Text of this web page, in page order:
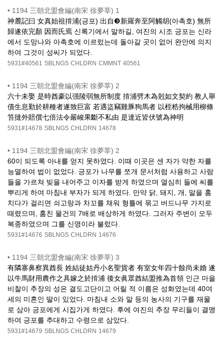
• 1194 三朝北盟會編(南宋 徐夢莘) 1
神麓記曰 女真始祖掯浦(긍포) 出自❸新羅奔至阿觸胡(아촉호) 無所
歸遂依完顏 因而氏焉 신록기에서 말하길, 여진의 시조 긍포는 신라
에서 도망나와 아촉호에 이르렀는데 돌아갈 곳이 없어 완안에 의지
하여 그것이 성씨가 되었다.
5931#40561 SBLNGS CHLDRN CMMNT 40561
• 1194 三朝北盟會編(南宋 徐夢莘) 2
六十未娶 是時酋豪以强陵弱無所制度 掯浦劈木為剋如文契約 教人舉
債生息勤於耕種者遂致巨富 若遇盜竊雞豚狗馬者 以桎梏拘械用柳條
笞撻外賠償七倍法令嚴峻果斷不私由 是達近皆伏號為神明
5931#14678 SBLNGS CHLDRN 14678
• 1194 三朝北盟會編(南宋 徐夢莘) 2
60이 되도록 아내를 얻지 못하였다. 이때 이곳은 센 자가 약한 자를
능멸하여 법이 없었다. 긍포가 나무를 쪼개 문서처럼 사용하고 사람
들을 가르쳐 빚을 내어주고 이자를 받게 하였으며 열심히 들에 씨를
뿌리게 하여 마침내 부자가 되게 하였다. 만약 닭, 돼지, 개, 말을 훔
치다가 걸리면 쇠고랑과 차꼬를 채워 형틀에 묶고 버드나무 가지로
때렸으며, 훔친 물건의 7배로 배상하게 하였다. 그러자 주변이 모두
복종하였으며 그를 신명이라 불렀다.
5931#14676 SBLNGS CHLDRN 14676
• 1194 三朝北盟會編(南宋 徐夢莘) 3
有隣寨鼻察異酋長 姓結徒姑丹小名聖貨者 有室女年四十餘尚未婚 遂
以牛馬財用農作之具嫁之於掯浦 後女眞眾酋結盟推為首領 인근 마을
비찰이 추장의 성은 결도고단이고 어릴 적 이름은 성화였는데 40여
세의 미혼인 딸이 있었다. 마침내 소와 말 등의 농사의 기구를 재물
로 삼아 긍포에게 시집가게 하였다. 후에 여진의 추장 무리들이 결맹
하여 긍포를 추대하고 수령으로 삼았다.
5931#14679 SBLNGS CHLDRN 14679